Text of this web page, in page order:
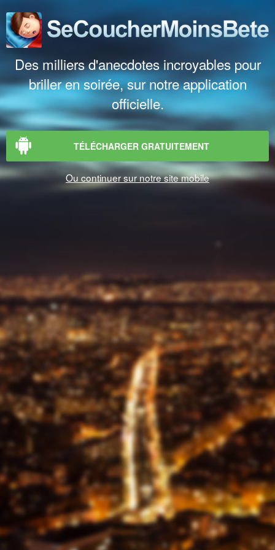
Des milliers d'anecdotes incroyables pour
briller en soirée, sur notre application
officielle.
TÉLÉCHARGER GRATUITEMENT
Ou continuer sur notre site mobile